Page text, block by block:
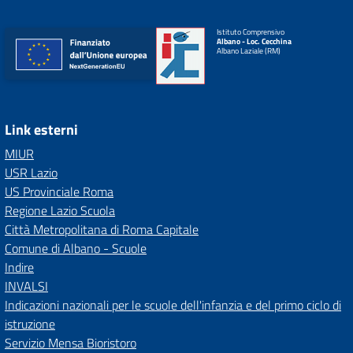
Istituto Comprensivo
Albano - Loc. Cecchina
Albano Laziale (RM)
Link esterni
MIUR
USR Lazio
US Provinciale Roma
Regione Lazio Scuola
Città Metropolitana di Roma Capitale
Comune di Albano - Scuole
Indire
INVALSI
Indicazioni nazionali per le scuole dell'infanzia e del primo ciclo di
istruzione
Servizio Mensa Bioristoro